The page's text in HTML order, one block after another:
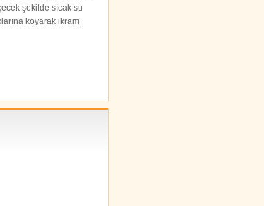
şekilde sıcak su
koyarak ikram